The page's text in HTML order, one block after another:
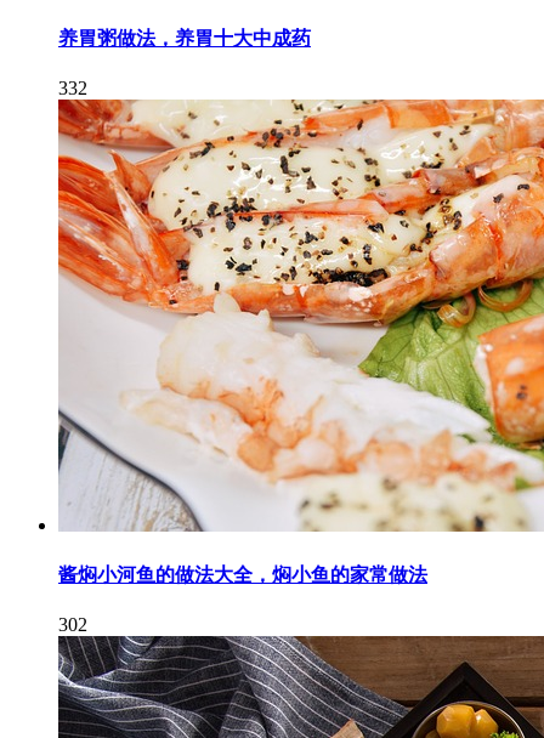
养胃粥做法，养胃十大中成药
332
酱焖小河鱼的做法大全，焖小鱼的家常做法
302